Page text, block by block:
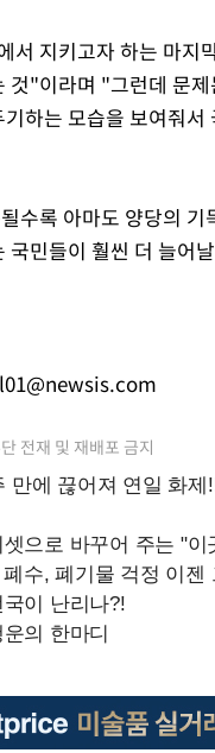
서 지키고자 하는 마
것"이라며 "그런데 문
하는 모습을 보여줘
수록 아마도 양당의
국민들이 훨씬 더 늘어
전재 및 재배포 금지